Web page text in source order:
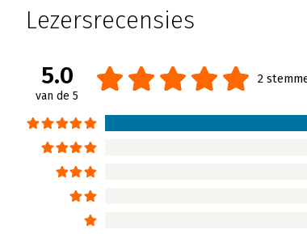
Lezersrecensies
5.0
van de 5
2